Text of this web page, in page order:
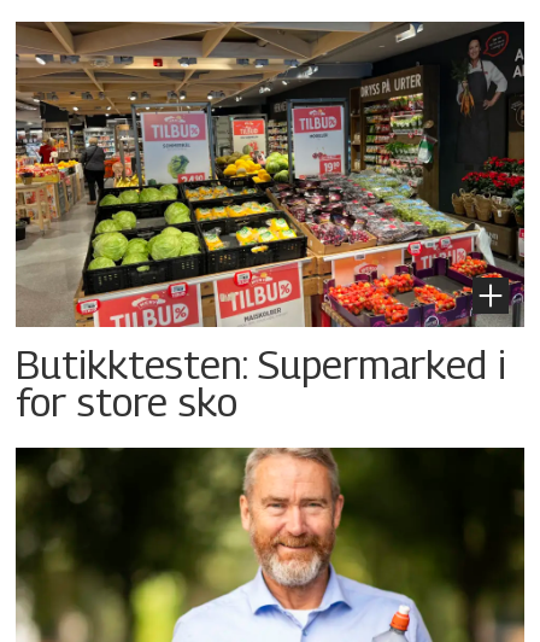
Butikktesten: Supermarked i
for store sko